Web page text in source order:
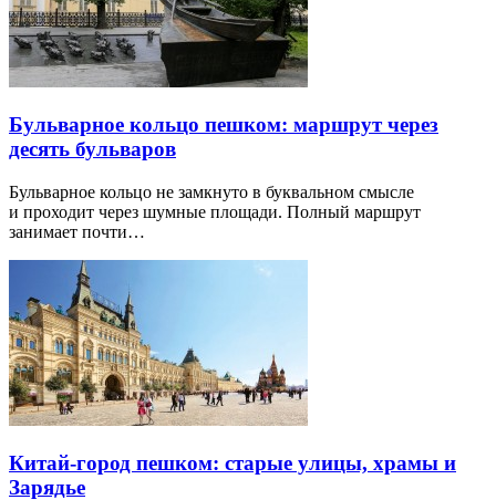
Бульварное кольцо пешком: маршрут через
десять бульваров
Бульварное кольцо не замкнуто в буквальном смысле
и проходит через шумные площади. Полный маршрут
занимает почти…
Китай-город пешком: старые улицы, храмы и
Зарядье